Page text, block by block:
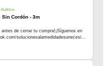
Auditiva
Cordón - 3m
de cerrar tu compra!¡Síguenos en
solucionesalamedidadesunecesi...